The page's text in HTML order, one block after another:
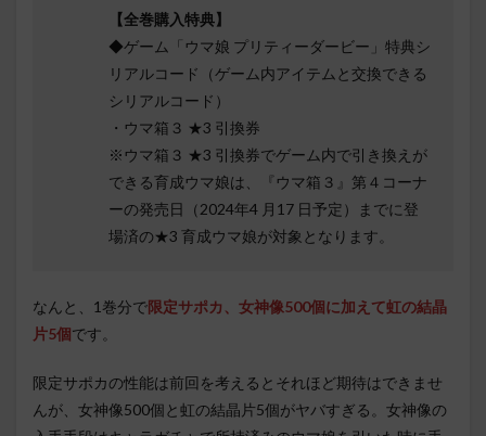
【全巻購入特典】
◆ゲーム「ウマ娘 プリティーダービー」特典シ
リアルコード（ゲーム内アイテムと交換できる
シリアルコード）
・ウマ箱３ ★3 引換券
※ウマ箱３ ★3 引換券でゲーム内で引き換えが
できる育成ウマ娘は、『ウマ箱３』第４コーナ
ーの発売日（2024年4 月17 日予定）までに登
場済の★3 育成ウマ娘が対象となります。
なんと、1巻分で限定サポカ、 女神像500個に加えて虹の結晶
片5個です。
限定サポカの性能は前回を考えるとそれほど期待はできませ
んが、女神像500個と虹の結晶片5個がヤバすぎる。女神像の